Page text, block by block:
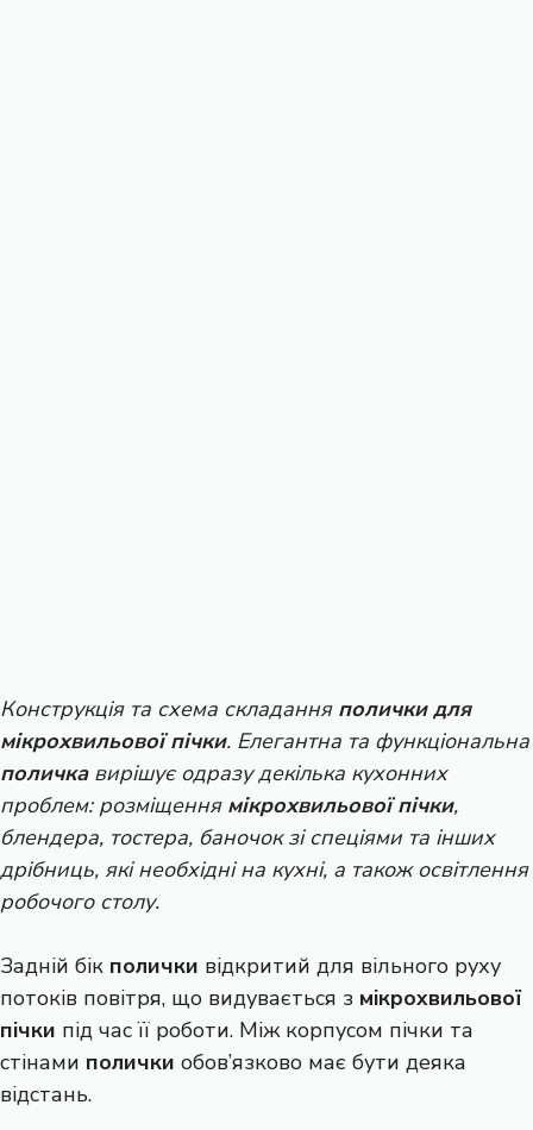
Конструкція та схема складання полички для
мікрохвильової пічки. Елегантна та функціональна
поличкавирішує одразу декілька кухонних
проблем: розміщення мікрохвильової пічки,
блендера, тостера, баночок зі спеціями та інших
дрібниць, які необхідні на кухні, а також освітлення
робочого столу.
Задній бік полички відкритий для вільного руху
потоків повітря, що видувається з мікрохвильової
пічки під час її роботи. Між корпусом пічки та
стінами полички обов’язково має бути деяка
відстань.